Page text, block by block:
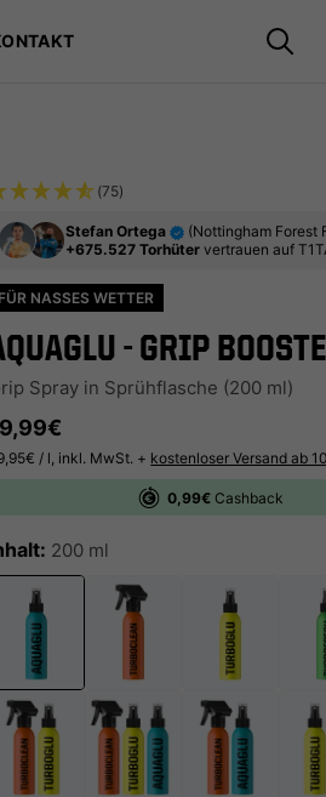
(75)
Stefan Ortega
(Nottingham Forest
+675.527 Torhüter vertrauen auf
FÜR NASSES WETTER
- GRIP
Spray in Sprühflasche (200 ml)
Preis
/ l, inkl. MwSt. + kostenloser Versand ab
0,99€Cashback
200 ml